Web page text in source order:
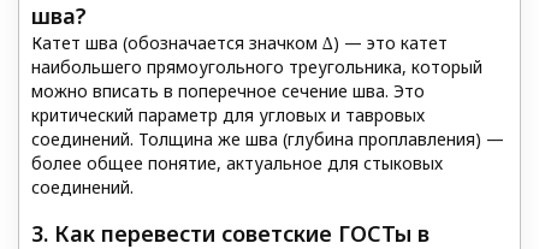
шва?
Катет шва (обозначается значком ∆) — это катет
наибольшего прямоугольного треугольника, который
можно вписать в поперечное сечение шва. Это
критический параметр для угловых и тавровых
соединений. Толщина же шва (глубина проплавления) —
более общее понятие, актуальное для стыковых
соединений.
3. Как перевести советские ГОСТы в